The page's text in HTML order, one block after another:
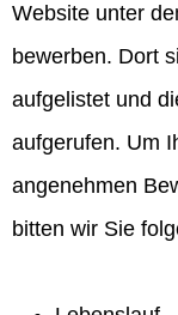
Website unter
bewerben. Dort
aufgelistet und
aufgerufen. Um
angenehmen
bitten wir Sie